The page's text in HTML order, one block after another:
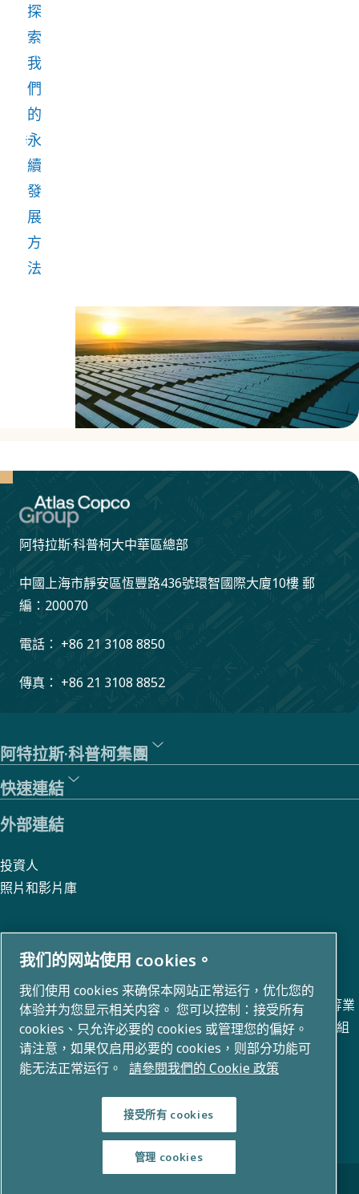
所
有
利
益
相
關
者
和
整
個
社
探
索
我
們
的
永
續
發
展
方
法
阿特拉斯·科普柯大中華區總部
中國上海市靜安區恆豐路436號環智國際大廈10樓 郵
編：200070
電話： +86 21 3108 8850
傳真： +86 21 3108 8852
阿特拉斯·科普柯集團
快速連結
外部連結
投資人
照片和影片庫
關於我們
阿特拉斯 · 科普柯集團在空氣壓縮、真空、工業和電力技術等業
務領域開發創新解決方案。我們擁有 80+ 個品牌的全球產品組
合，能夠實現改變未來的技術。
© 版權所有 2026 - 阿特拉斯 · 科普柯集團
我们的网站使用 cookies。
我们使用 cookies 来确保本网站正常运行，优化您的
体验并为您显示相关内容。 您可以控制：接受所有
cookies、只允许必要的 cookies 或管理您的偏好。
请注意，如果仅启用必要的 cookies，则部分功能可
能无法正常运行。
請參閱我們的 Cookie 政策
接受所有 cookies
管理 cookies